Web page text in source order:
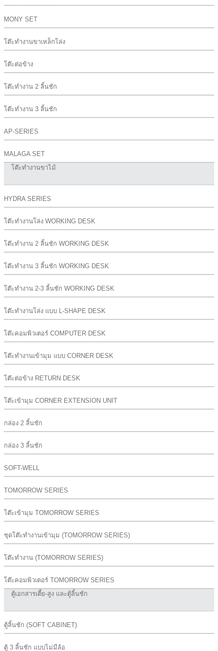
MONY SET
โต๊ะทำงานขาเหล็กโล่ง
โต๊ะต่อข้าง
โต๊ะทำงาน 2 ลิ้นชัก
โต๊ะทำงาน 3 ลิ้นชัก
AP-SERIES
MALAGA SET
โต๊ะทำงานขาไม้
HYDRA SERIES
โต๊ะทำงานโล่ง WORKING DESK
โต๊ะทำงาน 2 ลิ้นชัก WORKING DESK
โต๊ะทำงาน 3 ลิ้นชัก WORKING DESK
โต๊ะทำงาน 2-3 ลิ้นชัก WORKING DESK
โต๊ะทำงานโล่ง แบบ L-SHAPE DESK
โต๊ะคอมพิวเตอร์ COMPUTER DESK
โต๊ะทำงานเข้ามุม แบบ CORNER DESK
โต๊ะต่อข้าง RETURN DESK
โต๊ะเข้ามุม CORNER EXTENSION UNIT
กล่อง 2 ลิ้นชัก
กล่อง 3 ลิ้นชัก
SOFT-WELL
TOMORROW SERIES
โต๊ะเข้ามุม TOMORROW SERIES
ชุดโต๊ะทำงานเข้ามุม (TOMORROW SERIES)
โต๊ะทำงาน (TOMORROW SERIES)
โต๊ะคอมพิวเตอร์ TOMORROW SERIES
ตู้เอกสารเตี้ย-สูง และตู้ลิ้นชัก
ตู้ลิ้นชัก (SOFT CABINET)
ตู้ 3 ลิ้นชัก แบบไม่มีล้อ